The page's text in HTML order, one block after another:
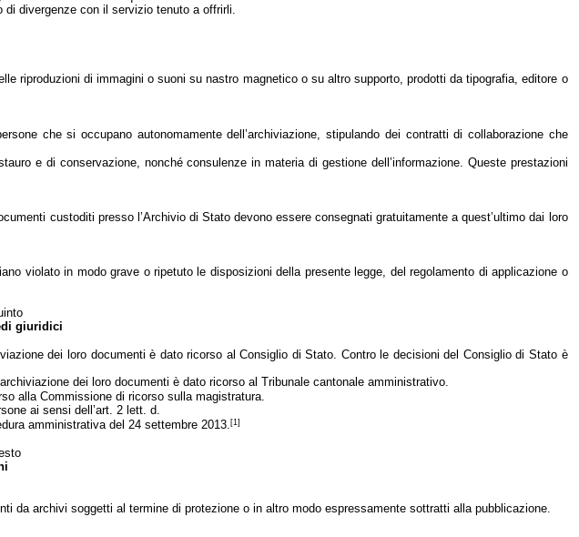
divergenze con il servizio tenuto a offrirli.
riproduzioni di immagini o suoni su nastro magnetico o su altro supporto, prodotti da tipografia, editore o
che si occupano autonomamente dell’archiviazione, stipulando dei contratti di collaborazione che
e di conservazione, nonché consulenze in materia di gestione dell’informazione. Queste prestazioni
custoditi presso l’Archivio di Stato devono essere consegnati gratuitamente a quest’ultimo dai loro
violato in modo grave o ripetuto le disposizioni della presente legge, del regolamento di applicazione o
giuridici
dei loro documenti è dato ricorso al Consiglio di Stato. Contro le decisioni del Consiglio di Stato è
dei loro documenti è dato ricorso al Tribunale cantonale amministrativo.
alla Commissione di ricorso sulla magistratura.
ai sensi dell’art. 2 lett. d.
amministrativa del 24 settembre 2013.[1]
da archivi soggetti al termine di protezione o in altro modo espressamente sottratti alla pubblicazione.